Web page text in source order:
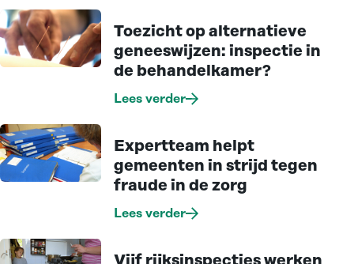
Toezicht op alternatieve
geneeswijzen: inspectie in
de behandelkamer?
Lees verder
Expertteam helpt
gemeenten in strijd tegen
fraude in de zorg
Lees verder